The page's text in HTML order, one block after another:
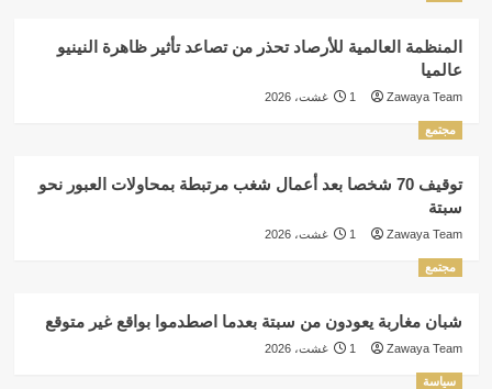
المنظمة العالمية للأرصاد تحذر من تصاعد تأثير ظاهرة النينيو
عالميا
Zawaya Team 1 غشت، 2026
مجتمع
توقيف 70 شخصا بعد أعمال شغب مرتبطة بمحاولات العبور نحو
سبتة
Zawaya Team 1 غشت، 2026
مجتمع
شبان مغاربة يعودون من سبتة بعدما اصطدموا بواقع غير متوقع
Zawaya Team 1 غشت، 2026
سياسة